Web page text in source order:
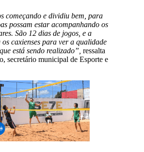
começando e dividiu bem, para
possam estar acompanhando os
São 12 dias de jogos, e a
os caxienses para ver a qualidade
está sendo realizado”, ressalta
secretário municipal de Esporte e